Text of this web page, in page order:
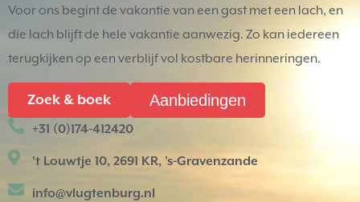
Voor ons begint de vakantie van een gast met een lach, en
die lach blijft de hele vakantie aanwezig. Zo kan iedereen
terugkijken op een verblijf vol kostbare herinneringen.
Zoek & boek Aanbiedingen
+31 (0)174-412420
't Louwtje 10, 2691 KR, 's-Gravenzande
info@vlugtenburg.nl